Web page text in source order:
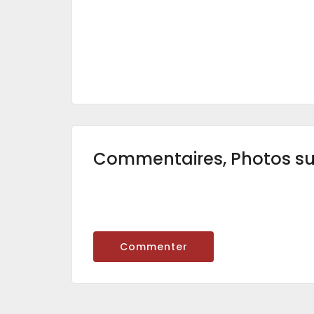
Commentaires, Photos
Commenter